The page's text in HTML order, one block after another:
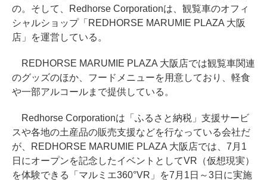
の。そして、Redhorse Corporationは、観覧車のオフィ
シャルショップ「REDHORSE MARUMIE PLAZA 大阪
店」を運営している。
REDHORSE MARUMIE PLAZA 大阪店では観覧車関連
のグッズのほか、フードメニューを用意しており、軽食
や一部アルコールまで提供している。
Redhorse Corporationは「ふるさと納税」支援サービ
スや各地の土産品の販売支援などを行なっている会社だ
が、REDHORSE MARUMIE PLAZA 大阪店では、7月1
日にオープンを記念したイベントとしてVR（仮想現実）
を体験できる「マルミエ360°VR」を7月1日～3日に実施